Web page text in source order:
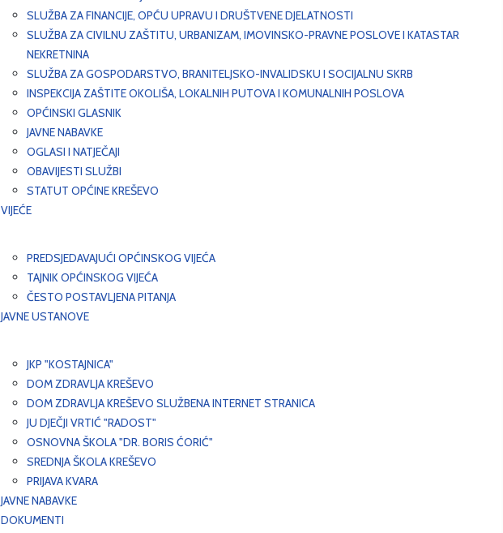
SLUŽBA ZA FINANCIJE, OPĆU UPRAVU I DRUŠTVENE DJELATNOSTI
SLUŽBA ZA CIVILNU ZAŠTITU, URBANIZAM, IMOVINSKO-PRAVNE POSLOVE I KATASTAR
NEKRETNINA
SLUŽBA ZA GOSPODARSTVO, BRANITELJSKO-INVALIDSKU I SOCIJALNU SKRB
INSPEKCIJA ZAŠTITE OKOLIŠA, LOKALNIH PUTOVA I KOMUNALNIH POSLOVA
OPĆINSKI GLASNIK
JAVNE NABAVKE
OGLASI I NATJEČAJI
OBAVIJESTI SLUŽBI
STATUT OPĆINE KREŠEVO
VIJEĆE
PREDSJEDAVAJUĆI OPĆINSKOG VIJEĆA
TAJNIK OPĆINSKOG VIJEĆA
ČESTO POSTAVLJENA PITANJA
JAVNE USTANOVE
JKP "KOSTAJNICA"
DOM ZDRAVLJA KREŠEVO
DOM ZDRAVLJA KREŠEVO SLUŽBENA INTERNET STRANICA
JU DJEČJI VRTIĆ "RADOST"
OSNOVNA ŠKOLA "DR. BORIS ĆORIĆ"
SREDNJA ŠKOLA KREŠEVO
PRIJAVA KVARA
JAVNE NABAVKE
DOKUMENTI